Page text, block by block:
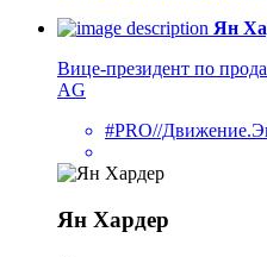
Ян
Вице-президент по
AG
#PRO//
Ян Хардер